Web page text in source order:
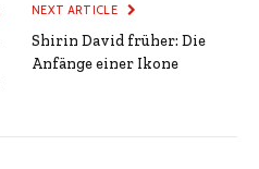
NEXT ARTICLE
Shirin David früher: Die
Anfänge einer Ikone